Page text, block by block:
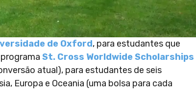
de Oxford, para estudantes que
St. Cross Worldwide Scholarships
atual), para estudantes de seis
Europa e Oceania (uma bolsa para cada